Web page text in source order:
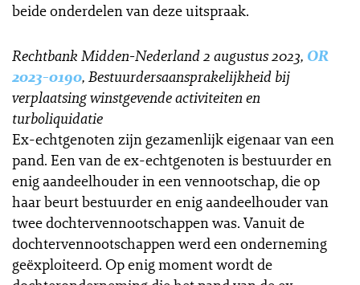
beide onderdelen van deze uitspraak.
Rechtbank Midden-Nederland 2 augustus 2023, OR
2023-0190, Bestuurdersaansprakelijkheid bij
verplaatsing winstgevende activiteiten en
turboliquidatie
Ex-echtgenoten zijn gezamenlijk eigenaar van een
pand. Een van de ex-echtgenoten is bestuurder en
enig aandeelhouder in een vennootschap, die op
haar beurt bestuurder en enig aandeelhouder van
twee dochtervennootschappen was. Vanuit de
dochtervennootschappen werd een onderneming
geëxploiteerd. Op enig moment wordt de